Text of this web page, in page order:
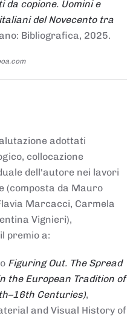
da copione. Uomini e
del Novecento tra
Bibliografica, 2025.
adottati
collocazione
dell'autore nei lavori
(composta da Mauro
Marcacci, Carmela
Vignieri),
premio a:
Figuring Out. The Spread
the European Tradition of
Centuries),
and Visual History of